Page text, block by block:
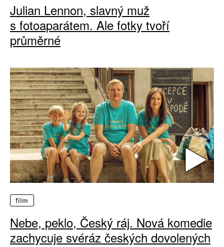
Julian Lennon, slavný muž
s fotoaparátem. Ale fotky tvoří
průměrné
film
Nebe, peklo, Český ráj. Nová komedie
zachycuje svéráz českých dovolených